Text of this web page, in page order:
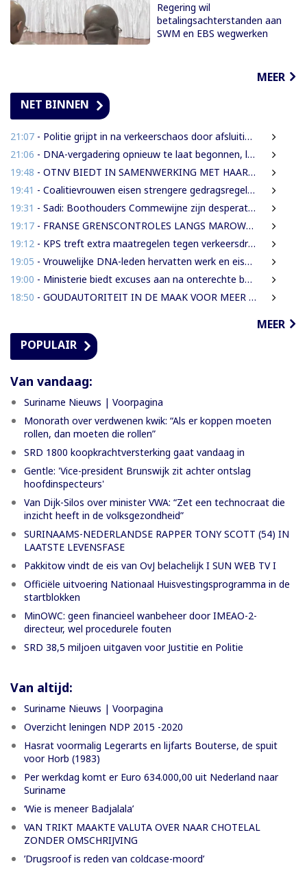
Regering wil
betalingsachterstanden aan
SWM en EBS wegwerken
MEER
NET BINNEN
21:07 - Politie grijpt in na verkeerschaos door afsluiting Domineestraat
21:06 - DNA-vergadering opnieuw te laat begonnen, leden eisen aanpak laatkomers
19:48 - OTNV BIEDT IN SAMENWERKING MET HAAR INTERNATIONALE PARTNERS 200 GRATIS STUDIEBEURZEN AAN TECHNISCH TALENT
19:41 - Coalitievrouwen eisen strengere gedragsregels in DNA na uitspraak Van Samson
19:31 - Sadi: Boothouders Commewijne zijn desperate, wachten 6 jaren op tariefaanpassing
19:17 - FRANSE GRENSCONTROLES LANGS MAROWIJNERIVIER WEDEROM FORS AANGESCHERPT
19:12 - KPS treft extra maatregelen tegen verkeersdrukte binnenstad
19:05 - Vrouwelijke DNA-leden hervatten werk en eisen strengere gedragsregels na uitlating Van Samson
19:00 - Ministerie biedt excuses aan na onterechte beschuldigingen tegen IMEAO 2-directeur
18:50 - GOUDAUTORITEIT IN DE MAAK VOOR MEER ORDENING EN INKOMSTEN
MEER
POPULAIR
Van vandaag:
Suriname Nieuws | Voorpagina
Monorath over verdwenen kwik: “Als er koppen moeten
rollen, dan moeten die rollen”
SRD 1800 koopkrachtversterking gaat vandaag in
Gentle: 'Vice-president Brunswijk zit achter ontslag
hoofdinspecteurs'
Van Dijk-Silos over minister VWA: “Zet een technocraat die
inzicht heeft in de volksgezondheid”
SURINAAMS-NEDERLANDSE RAPPER TONY SCOTT (54) IN
LAATSTE LEVENSFASE
Pakkitow vindt de eis van OvJ belachelijk I SUN WEB TV I
Officiële uitvoering Nationaal Huisvestingsprogramma in de
startblokken
MinOWC: geen financieel wanbeheer door IMEAO-2-
directeur, wel procedurele fouten
SRD 38,5 miljoen uitgaven voor Justitie en Politie
Van altijd:
Suriname Nieuws | Voorpagina
Overzicht leningen NDP 2015 -2020
Hasrat voormalig Legerarts en lijfarts Bouterse, de spuit
voor Horb (1983)
Per werkdag komt er Euro 634.000,00 uit Nederland naar
Suriname
‘Wie is meneer Badjalala’
VAN TRIKT MAAKTE VALUTA OVER NAAR CHOTELAL
ZONDER OMSCHRIJVING
’Drugsroof is reden van coldcase-moord’